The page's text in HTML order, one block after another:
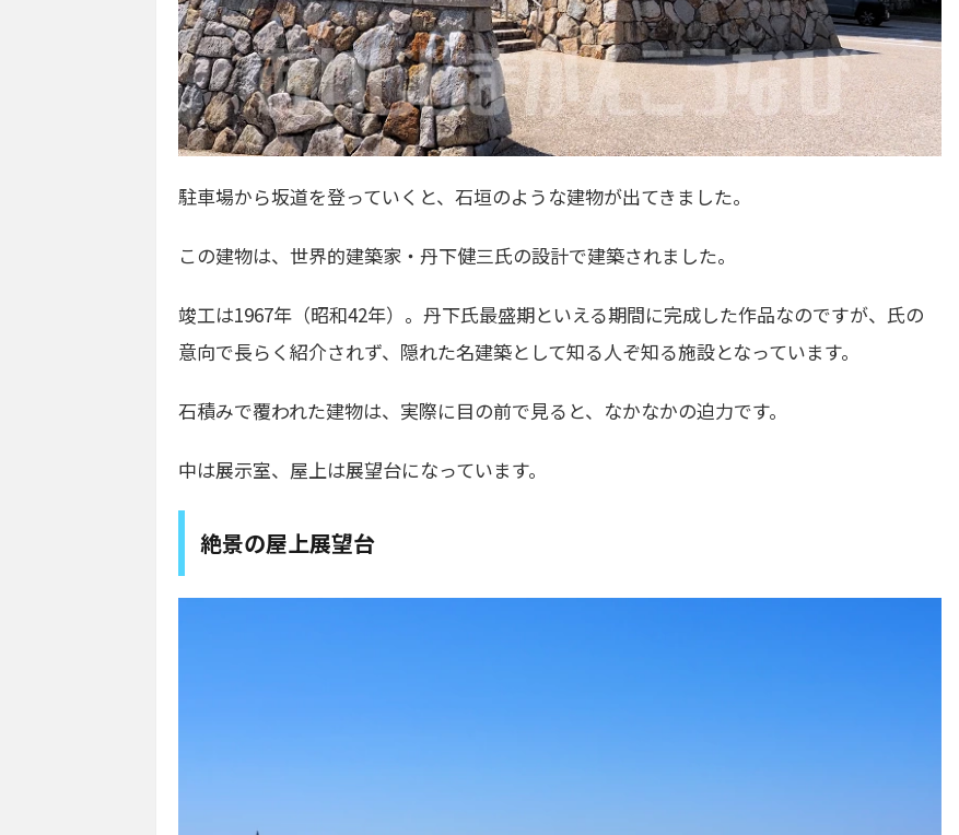
駐車場から坂道を登っていくと、石垣のような建物が出てきました。
この建物は、世界的建築家・丹下健三氏の設計で建築されました。
竣工は1967年（昭和42年）。丹下氏最盛期といえる期間に完成した作品なのですが、氏の
意向で長らく紹介されず、隠れた名建築として知る人ぞ知る施設となっています。
石積みで覆われた建物は、実際に目の前で見ると、なかなかの迫力です。
中は展示室、屋上は展望台になっています。
絶景の屋上展望台